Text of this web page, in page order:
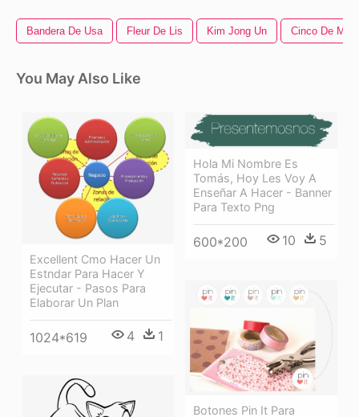
Bandera De Usa Fleur De Lis Kim Jong Un Cinco De
You May Also Like
Excellent Cmo Hacer Un
Estndar Para Hacer Y
Ejecutar - Pasos Para
Elaborar Un Plan
1024*619 4 1
Hola Mi Nombre Es
Tomás, Hoy Les Voy A
Enseñar A Hacer - Banner
Para Texto Png
600*200 10 5
Botones Pin It Para